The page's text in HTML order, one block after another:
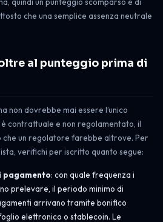
che una semplice assenza neutrale
al punteggio prima di
non dovrebbe mai essere l’unico
contrattuale e non regolamentato, il
un regolatore farebbe altrove. Per
verifichi per iscritto quanto segue:
pagamento: con quale frequenza i
prelevare, il periodo minimo di
arrivano tramite bonifico
elettronico o stablecoin. Le